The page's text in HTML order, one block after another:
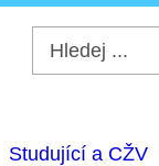
Studující a CŽV